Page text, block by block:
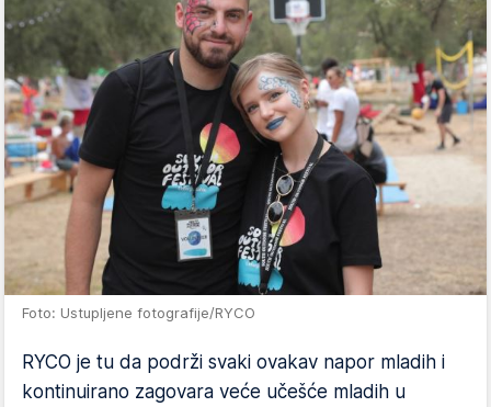
Foto: Ustupljene fotografije/RYCO
RYCO je tu da podrži svaki ovakav napor mladih i
kontinuirano zagovara veće učešće mladih u